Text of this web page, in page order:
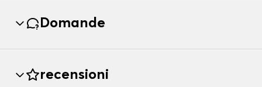
Domande
recensioni